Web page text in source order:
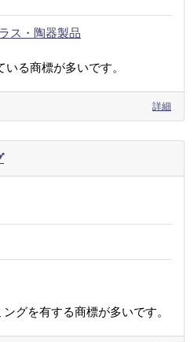
ス・陶器製品
る商標が多いです。
詳細
グを有する商標が多いです。